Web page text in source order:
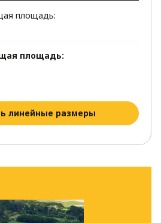
площадь:
площадь:
линейные размеры